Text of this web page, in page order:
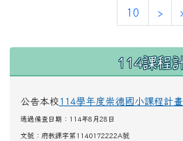
10 ›下一
114課程
公告本校 114學年度崇德國小課程計畫
通過備查日期：114年8月28日
文號： 府教課字第1140172222A號